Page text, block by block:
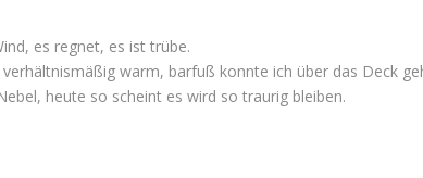
es regnet, es ist trübe.
warm, barfuß konnte ich über das Deck
heute so scheint es wird so traurig bleiben.